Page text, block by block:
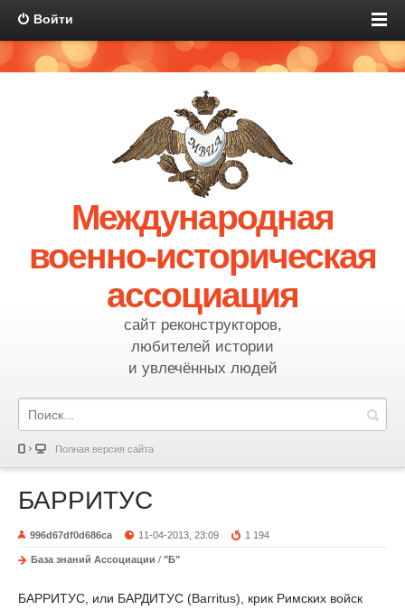
Войти
Международная
военно-историческая
ассоциация
сайт реконструкторов,
любителей истории
и увлечённых людей
Полная версия сайта
БАРРИТУС
996d67df0d686ca 11-04-2013, 23:09 1 194
База знаний Ассоциации / "Б"
БАРРИТУС, или БАРДИТУС (Вагritus), крик Римских войск